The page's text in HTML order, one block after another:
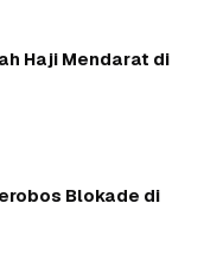
Haji Mendarat di
Blokade di